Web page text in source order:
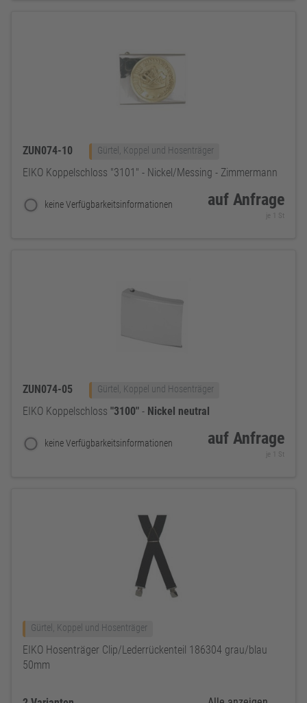
ZUN074-10 Gürtel, Koppel und Hosenträger
EIKO Koppelschloss "3101" - Nickel/Messing - Zimmermann
keine Verfügbarkeitsinformationen auf Anfrage
je 1 St
ZUN074-05 Gürtel, Koppel und Hosenträger
EIKO Koppelschloss "3100" - Nickel neutral
keine Verfügbarkeitsinformationen auf Anfrage
je 1 St
Gürtel, Koppel und Hosenträger
EIKO Hosenträger Clip/Lederrückenteil 186304 grau/blau
50mm